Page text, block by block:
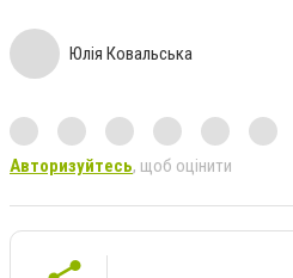
Юлія Ковальська
Авторизуйтесь, щоб оцінити